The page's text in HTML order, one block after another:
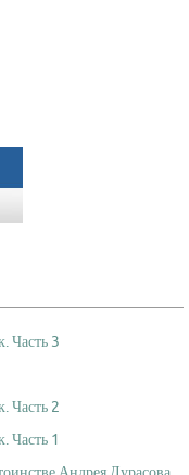
Часть 3
Часть 2
Часть 1